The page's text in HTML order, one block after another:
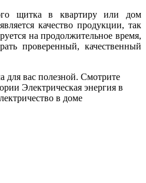
щитка в квартиру или дом
качество продукции, так
на продолжительное время,
проверенный, качественный
для вас полезной. Смотрите
Электрическая энергия в
в доме